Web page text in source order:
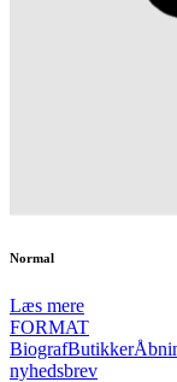
Normal
Læs mere
FORMAT
BiografButikker
nyhedsbrev